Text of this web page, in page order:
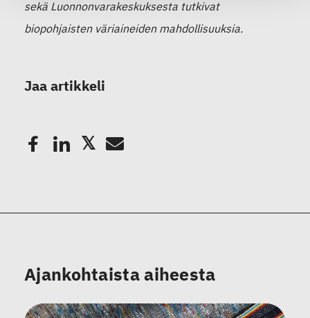
sekä Luonnonvarakeskuksesta tutkivat
biopohjaisten väriaineiden mahdollisuuksia.
Jaa artikkeli
Ajankohtaista aiheesta